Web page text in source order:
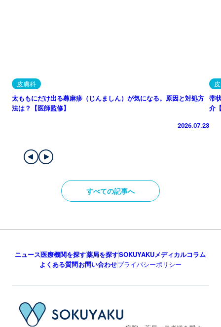
太ももにだけ出る蕁麻疹（じんましん）が気になる。原因と対処方
法は？【医師監修】
すべての記事へ
ニュース 医療機関を探す 薬局を探す SOKUYAKUメディカルコラム
よくある質問お問い合わせ プライバシーポリシー